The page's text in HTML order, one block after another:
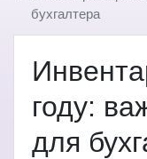
бухгалтера
году:
для